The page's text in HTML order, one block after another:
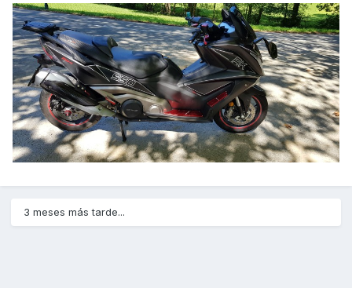
3 meses más tarde...